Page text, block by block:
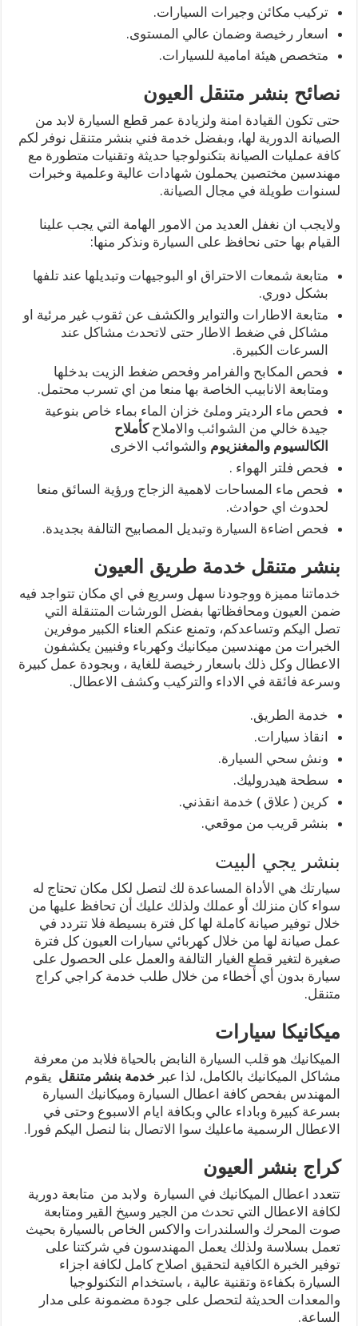
تركيب مكائن وجيرات السيارات.
اسعار رخيصة وضمان عالي المستوى.
متخصص هيئة امامية للسيارات.
نصائح بنشر متنقل العيون
حتى تكون القيادة امنة ولزيادة عمر قطع السيارة لابد من
الصيانة الدورية لها، وبفضل خدمة فني بنشر متنقل نوفر لكم
كافة عمليات الصيانة بتكنولوجيا حديثة وتقنيات متطورة مع
مهندسين مختصين يحملون شهادات عالية وعلمية وخبرات
لسنوات طويلة في مجال الصيانة.
ولايجب ان نغفل العديد من الامور الهامة التي يجب علينا
القيام بها حتى نحافظ على السيارة ونذكر منها:
متابعة شمعات الاحتراق او البوجيهات وتبديلها عند تلفها
بشكل دوري.
متابعة الاطارات والتواير والكشف عن ثقوب غير مرئية او
مشاكل في ضغط الاطار حتى لاتحدث مشاكل عند
السرعات الكبيرة.
فحص المكابح والفرامر وفحص ضغط الزيت بدخلها
ومتابعة الانابيب الخاصة بها منعا من اي تسرب محتمل.
فحص ماء الرديتر وملئ خزان الماء بماء خاص بنوعية
جيدة خالي من الشوائب والاملاحكأملاح
الكالسيوم والمغنزيوم والشوائب الاخرى
فحص فلتر الهواء .
فحص ماء المساحات لاهمية الزجاج ورؤية السائق منعا
لحدوث اي حوادث.
فحص اضاءة السيارة وتبديل المصابيح التالفة بجديدة.
بنشر متنقل خدمة طريق العيون
خدماتنا مميزة ووجودنا سهل وسريع في اي مكان تتواجد فيه
ضمن العيون ومحافظاتها بفضل الورشات المتنقلة التي
تصل اليكم وتساعدكم، وتمنع عنكم العناء الكبير موفرين
الخبرات من مهندسين ميكانيك وكهرباء وفنيين يكشفون
الاعطال وكل ذلك باسعار رخيصة للغاية ، وبجودة عمل كبيرة
وسرعة فائقة في الاداء والتركيب وكشف الاعطال.
خدمة الطريق.
انقاذ سيارات.
ونش سحي السيارة.
سطحة هيدروليك.
كرين ( علاق ) خدمة انقذني.
بنشر قريب من موقعي.
بنشر يجي البيت
سيارتك هي الأداة المساعدة لك لتصل لكل مكان تحتاج له
سواء كان منزلك أو عملك ولذلك عليك أن تحافظ عليها من
خلال توفير صيانة كاملة لها كل فترة بسيطة فلا تتردد في
عمل صيانة لها من خلال كهربائي سيارات العيون كل فترة
صغيرة لتغير قطع الغيار التالفة والعمل على الحصول على
سيارة بدون أي أخطاء من خلال طلب خدمة كراجي كراج
متنقل.
ميكانيكا سيارات
الميكانيك هو قلب السيارة النابض بالحياة فلابد من معرفة
مشاكل الميكانيك بالكامل، لذا عبر خدمة بنشر متنقل يقوم
المهندس بفحص كافة اعطال السيارة وميكانيك السيارة
بسرعة كبيرة وباداء عالي وبكافة ايام الاسبوع وحتى في
الاعطال الرسمية ماعليك سوا الاتصال بنا لنصل اليكم فورا.
كراج بنشر العيون
تتعدد اعطال الميكانيك في السيارة ولابد من متابعة دورية
لكافة الاعطال التي تحدث من الجير وسيخ القير ومتابعة
صوت المحرك والسلندرات والاكس الخاص بالسيارة بحيث
تعمل بسلاسة ولذلك يعمل المهندسون في شركتنا على
توفير الخبرة الكافية لتحقيق اصلاح كامل لكافة اجزاء
السيارة بكفاءة وتقنية عالية ، باستخدام التكنولوجيا
والمعدات الحديثة لتحصل على جودة مضمونة على مدار
الساعة.